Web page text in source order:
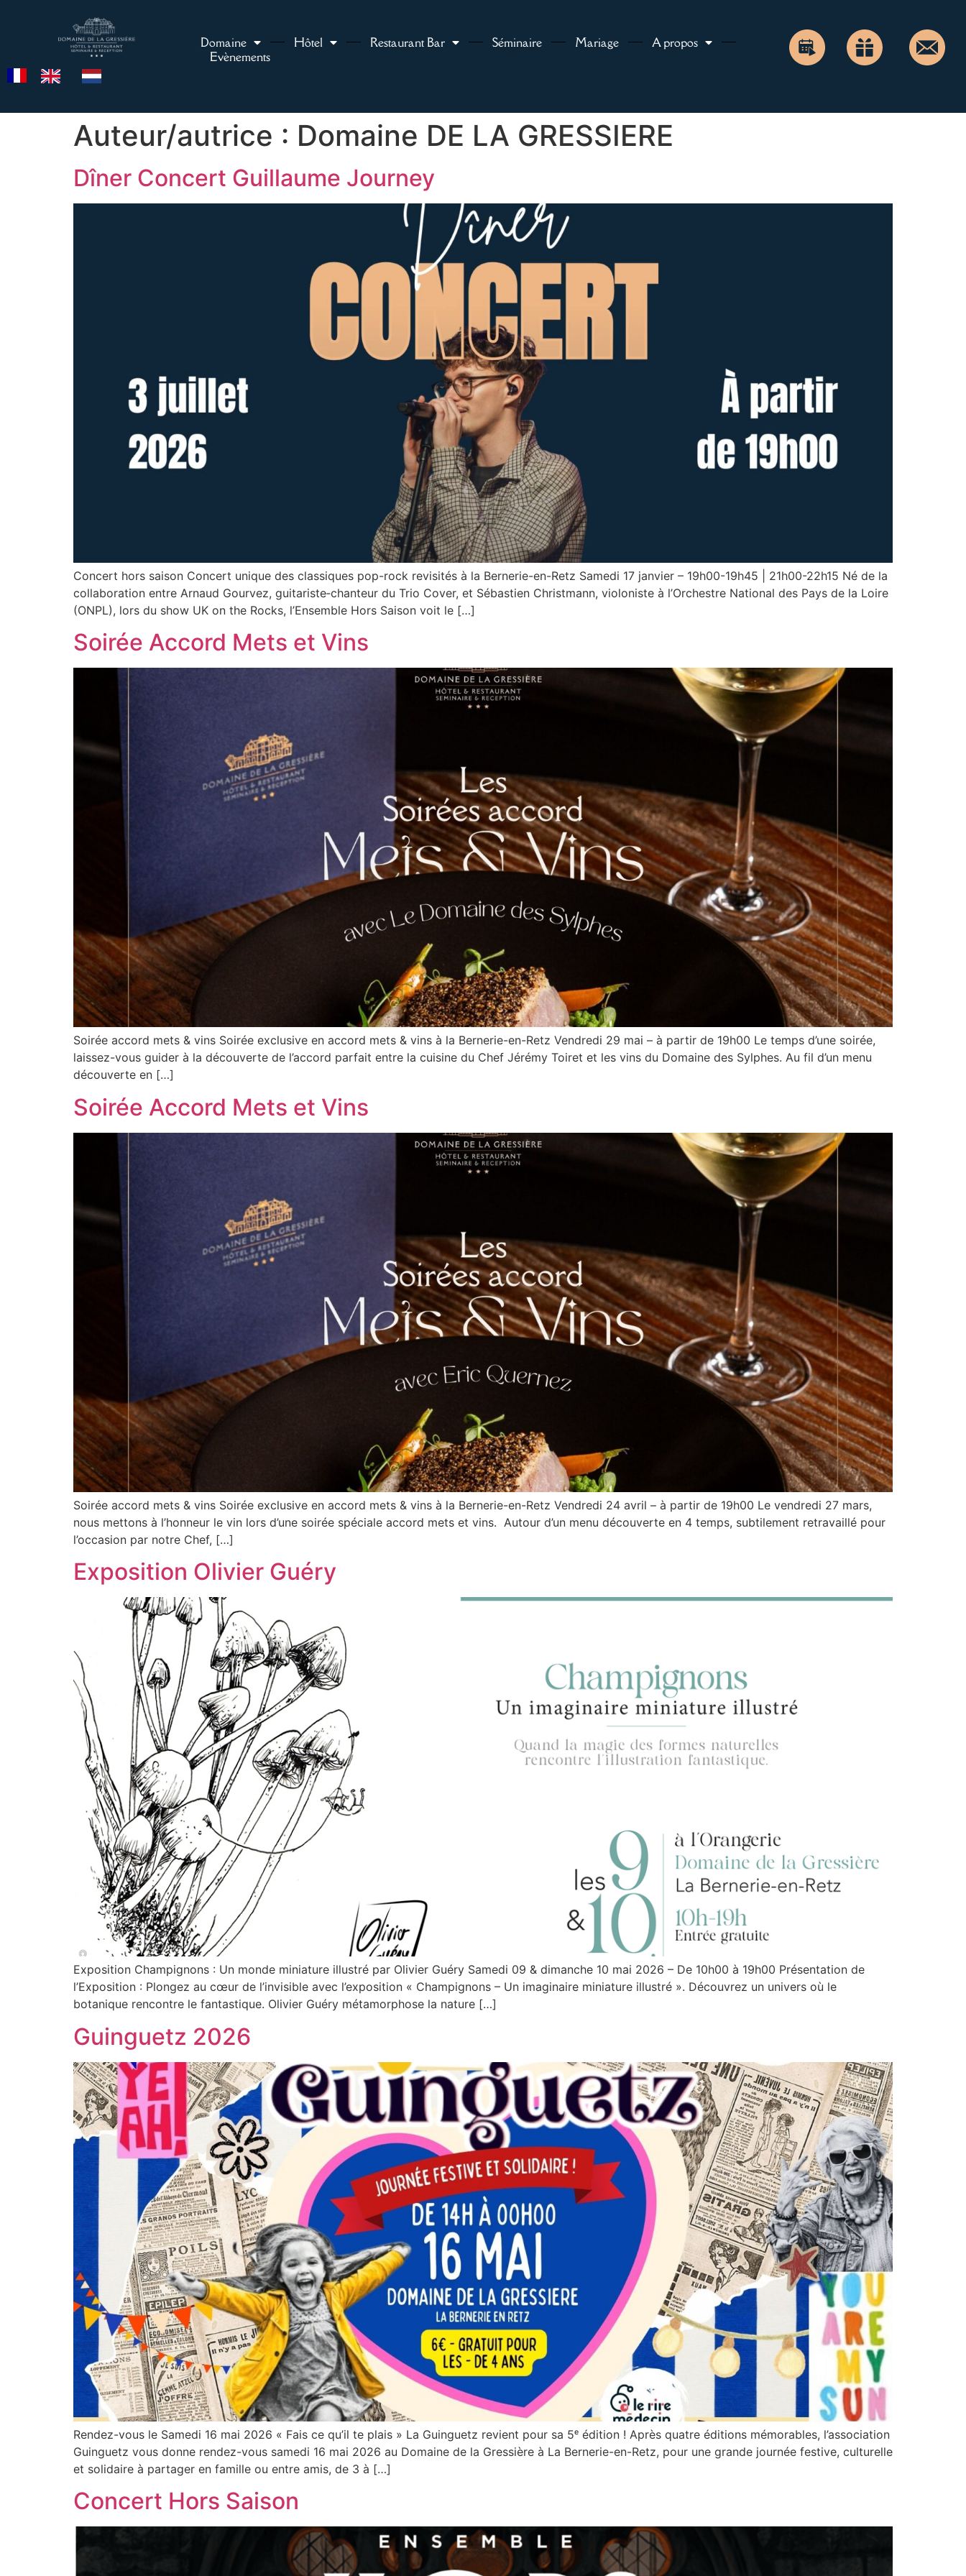
Domaine Hôtel Restaurant Bar Séminaire Mariage
A propos
Evènements
Auteur/autrice : Domaine DE LA GRESSIERE
Dîner Concert Guillaume Journey
Concert hors saison Concert unique des classiques pop-rock revisités à la Bernerie-en-Retz Samedi 17 janvier – 19h00-19h45 | 21h00-22h15 Né de la
collaboration entre Arnaud Gourvez, guitariste‑chanteur du Trio Cover, et Sébastien Christmann, violoniste à l’Orchestre National des Pays de la Loire
(ONPL), lors du show UK on the Rocks, l’Ensemble Hors Saison voit le […]
Soirée Accord Mets et Vins
Soirée accord mets & vins Soirée exclusive en accord mets & vins à la Bernerie-en-Retz Vendredi 29 mai – à partir de 19h00 Le temps d’une soirée,
laissez-vous guider à la découverte de l’accord parfait entre la cuisine du Chef Jérémy Toiret et les vins du Domaine des Sylphes. Au fil d’un menu
découverte en […]
Soirée Accord Mets et Vins
Soirée accord mets & vins Soirée exclusive en accord mets & vins à la Bernerie-en-Retz Vendredi 24 avril – à partir de 19h00 Le vendredi 27 mars,
nous mettons à l’honneur le vin lors d’une soirée spéciale accord mets et vins. Autour d’un menu découverte en 4 temps, subtilement retravaillé pour
l’occasion par notre Chef, […]
Exposition Olivier Guéry
Exposition Champignons : Un monde miniature illustré par Olivier Guéry Samedi 09 & dimanche 10 mai 2026 – De 10h00 à 19h00 Présentation de
l’Exposition : Plongez au cœur de l’invisible avec l’exposition « Champignons – Un imaginaire miniature illustré ». Découvrez un univers où le
botanique rencontre le fantastique. Olivier Guéry métamorphose la nature […]
Guinguetz 2026
Rendez-vous le Samedi 16 mai 2026 « Fais ce qu’il te plais » La Guinguetz revient pour sa 5ᵉ édition ! Après quatre éditions mémorables, l’association
Guinguetz vous donne rendez-vous samedi 16 mai 2026 au Domaine de la Gressière à La Bernerie-en-Retz, pour une grande journée festive, culturelle
et solidaire à partager en famille ou entre amis, de 3 à […]
Concert Hors Saison